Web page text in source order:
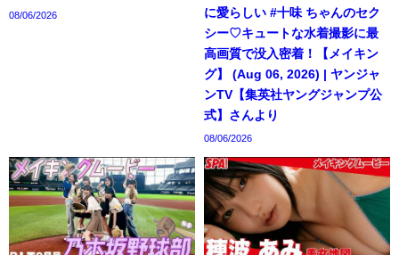
08/06/2026
に愛らしい #十味 ちゃんのセク
シー♡キュートな水着撮影に最
高画質で没入密着！【メイキン
グ】 (Aug 06, 2026) | ヤンジャ
ンTV【集英社ヤングジャンプ公
式】さんより
08/06/2026